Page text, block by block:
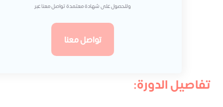
وللحصول على شهادة معتمدة تواصل معنا عبر
تواصل معنا
تفاصيل الدورة: